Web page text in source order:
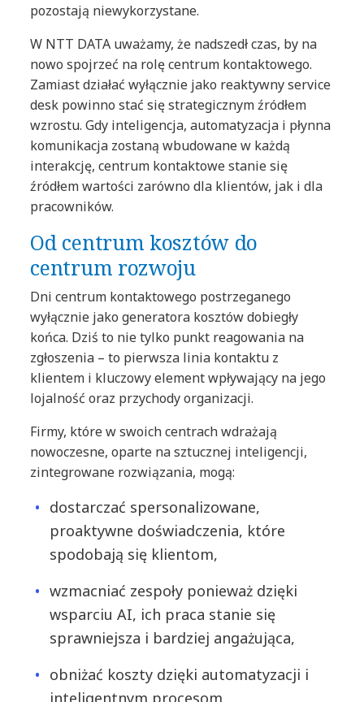
pozostają niewykorzystane.
W NTT DATA uważamy, że nadszedł czas, by na
nowo spojrzeć na rolę centrum kontaktowego.
Zamiast działać wyłącznie jako reaktywny service
desk powinno stać się strategicznym źródłem
wzrostu. Gdy inteligencja, automatyzacja i płynna
komunikacja zostaną wbudowane w każdą
interakcję, centrum kontaktowe stanie się
źródłem wartości zarówno dla klientów, jak i dla
pracowników.
Od centrum kosztów do
centrum rozwoju
Dni centrum kontaktowego postrzeganego
wyłącznie jako generatora kosztów dobiegły
końca. Dziś to nie tylko punkt reagowania na
zgłoszenia – to pierwsza linia kontaktu z
klientem i kluczowy element wpływający na jego
lojalność oraz przychody organizacji.
Firmy, które w swoich centrach wdrażają
nowoczesne, oparte na sztucznej inteligencji,
zintegrowane rozwiązania, mogą:
dostarczać spersonalizowane,
proaktywne doświadczenia, które
spodobają się klientom,
wzmacniać zespoły ponieważ dzięki
wsparciu AI, ich praca stanie się
sprawniejsza i bardziej angażująca,
obniżać koszty dzięki automatyzacji i
inteligentnym procesom,